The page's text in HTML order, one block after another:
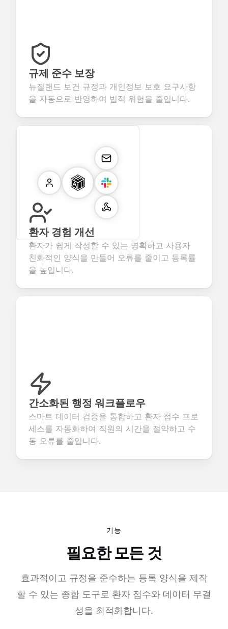
규제 준수 보장
뉴질랜드 보건 규정과 개인정보 보호 요구사항
을 자동으로 반영하여 법적 위험을 줄입니다.
환자 경험 개선
환자가 쉽게 작성할 수 있는 명확하고 사용자
친화적인 양식을 만들어 오류를 줄이고 등록률
을 높입니다.
간소화된 행정 워크플로우
스마트 데이터 검증을 통합하고 환자 접수 프로
세스를 자동화하여 직원의 시간을 절약하고 수
동 오류를 줄입니다.
기능
필요한 모든 것
효과적이고 규정을 준수하는 등록 양식을 제작
할 수 있는 종합 도구로 환자 접수와 데이터 무결
성을 최적화합니다.